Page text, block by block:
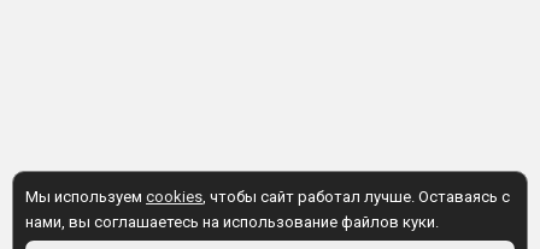
Мы используем cookies, чтобы сайт работал лучше. Оставаясь с
нами, вы соглашаетесь на использование файлов куки.